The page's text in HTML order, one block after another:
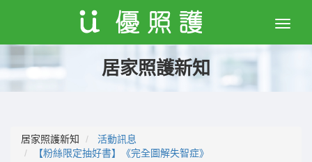
Toggle
居家照護新知
居家照護新知
活動訊息
【粉絲限定抽好書】《完全圖解失智症》